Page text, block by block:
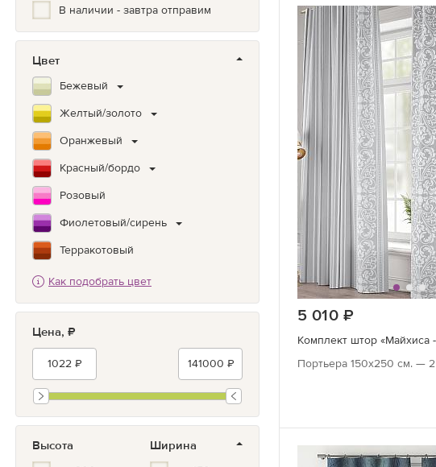
В наличии - завтра отправим
Цвет
Бежевый
Желтый/золото
Оранжевый
Красный/бордо
Розовый
Фиолетовый/сирень
Терракотовый
Коричневый
Зеленый
Бирюзовый
Синий/Голубой
Серый/черный
Мультиколор
Как подобрать цвет
Цена, ₽
Высота Ширина
5 010
Комплект штор «Майхиса
Портьера 150х250 см. —